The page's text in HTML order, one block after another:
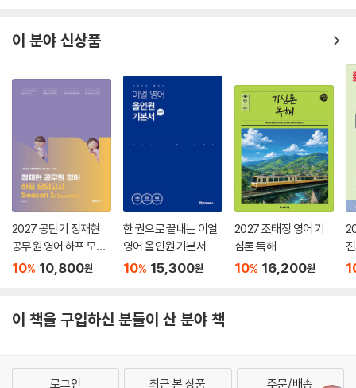
이 분야 신상품
2027 공단기 정재현
공무원 영어 하프 모의
고사 Season 1: Esse
10% 10,800원
한 권으로 끝내는 이얼
영어 올인원 기본서
10% 15,300원
2027 조태정 영어 기
심론 독해
10% 16,200원
이 책을 구입하신 분들이 산 분야 책
로그인 최근 본 상품 주문/배송